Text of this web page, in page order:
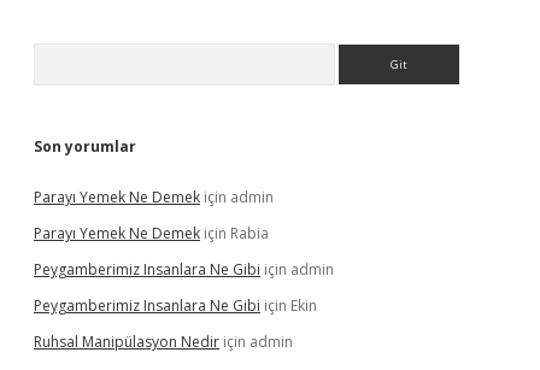
Son yorumlar
Parayı Yemek Ne Demek için admin
Parayı Yemek Ne Demek için Rabia
Peygamberimiz Insanlara Ne Gibi için admin
Peygamberimiz Insanlara Ne Gibi için Ekin
Ruhsal Manipülasyon Nedir için admin